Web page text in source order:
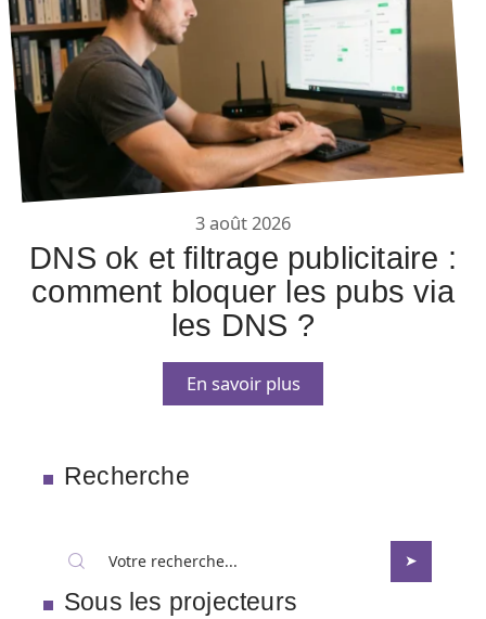
3 août 2026
DNS ok et filtrage publicitaire :
comment bloquer les pubs via
les DNS ?
En savoir plus
Recherche
Sous les projecteurs